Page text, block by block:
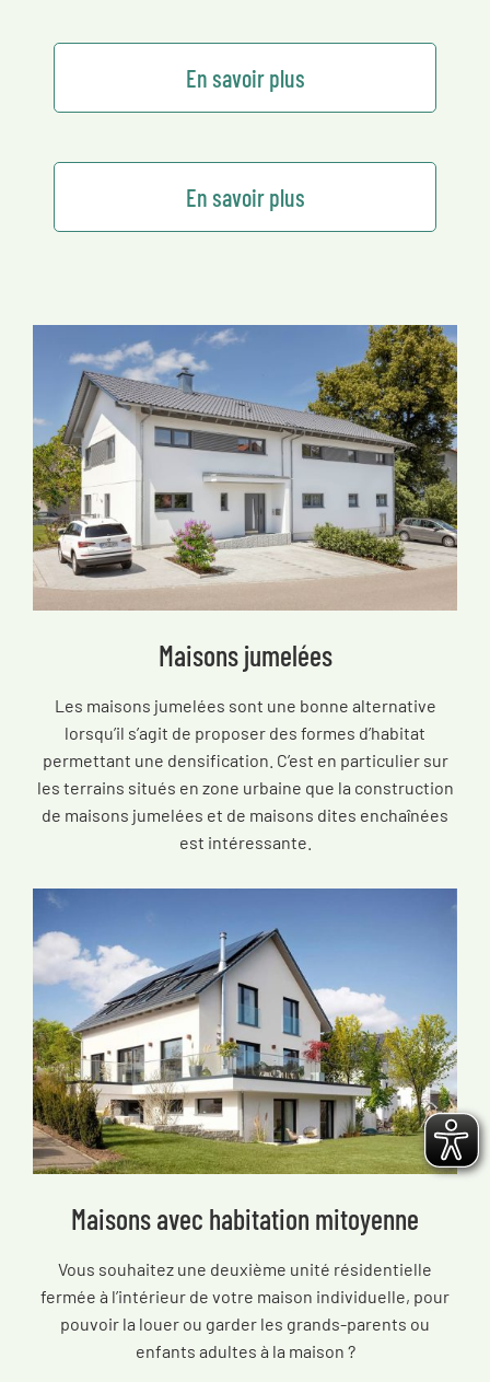
En savoir plus
En savoir plus
Maisons jumelées
Les maisons jumelées sont une bonne alternative
lorsqu’il s’agit de proposer des formes d’habitat
permettant une densification. C’est en particulier sur
les terrains situés en zone urbaine que la construction
de maisons jumelées et de maisons dites enchaînées
est intéressante.
Maisons avec habitation mitoyenne
Vous souhaitez une deuxième unité résidentielle
fermée à l’intérieur de votre maison individuelle, pour
pouvoir la louer ou garder les grands-parents ou
enfants adultes à la maison ?